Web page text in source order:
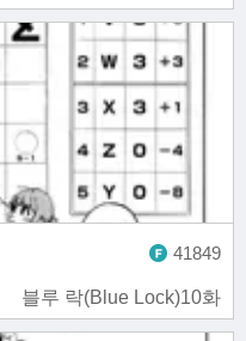
블루 락(Blue Lock)10화
41849